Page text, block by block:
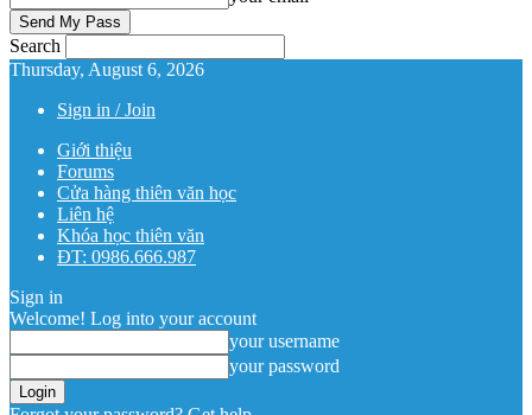
Search
Thursday, August 6, 2026
Sign in / Join
Giới thiệu
Forums
Cửa hàng thiên văn học
Liên hệ
Khóa học thiên văn
ĐT: 0986.666.987
Sign in
Welcome! Log into your account
your username
your password